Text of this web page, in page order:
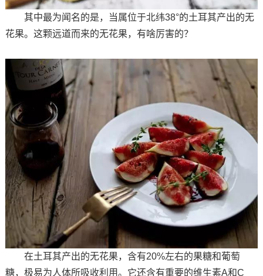
其中最为闻名的是，当属位于北纬38°的土耳其产出的无
花果。这颗远道而来的无花果，有啥厉害的？
在土耳其产出的无花果，含有20%左右的果糖和葡萄
糖，极易为人体所吸收利用。它还含有重要的维生素A和C